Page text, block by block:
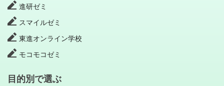
進研ゼミ
スマイルゼミ
東進オンライン学校
モコモコゼミ
目的別で選ぶ